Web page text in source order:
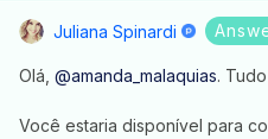
Juliana Spinardi
Olá, @amanda_malaquias.
Você estaria disponível para